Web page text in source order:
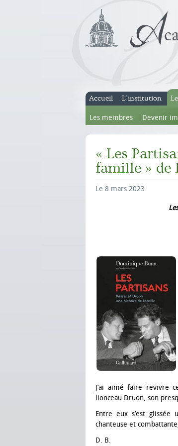
Accueil L’institution
Les membres Devenir
« Les
famille » de
Le 8 mars 2023
J’ai aimé faire revivre
lionceau Druon, son
Entre eux s’est
chanteuse et
D. B.